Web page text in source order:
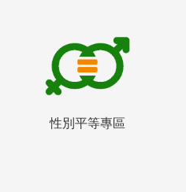
性別平等專區